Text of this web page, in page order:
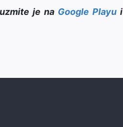
je na Google Playui